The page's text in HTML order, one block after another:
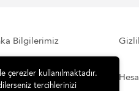
Bilgilerimiz
ve Teslimat
çerezler kullanılmaktadır.
tercihlerinizi